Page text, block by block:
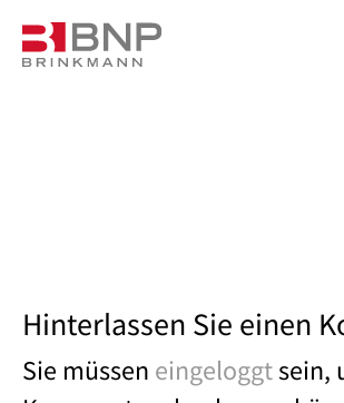
Hinterlassen Sie einen
Sie müssen eingeloggtsein,